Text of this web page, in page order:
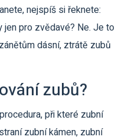
nejspíš si řeknete:
pro zvědavé? Ne. Je to
dásní, ztrátě zubů
zubů?
při které zubní
zubní kámen, zubní